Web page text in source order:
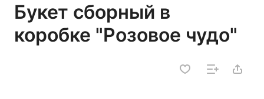
Букет сборный в
коробке "Розовое чудо"